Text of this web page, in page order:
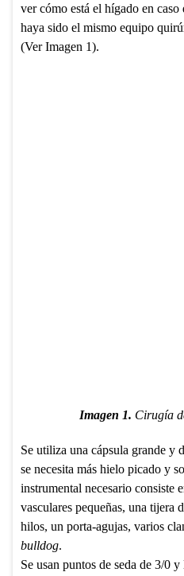
ver cómo está el hígado en
haya sido el mismo equipo
(Ver Imagen 1).
Imagen 1. Cirugía
Se utiliza una cápsula grande y
se necesita más hielo picado y
instrumental necesario consiste
vasculares pequeñas, una tijera
hilos, un porta-agujas, varios
bulldog.
Se usan puntos de seda de 3/0